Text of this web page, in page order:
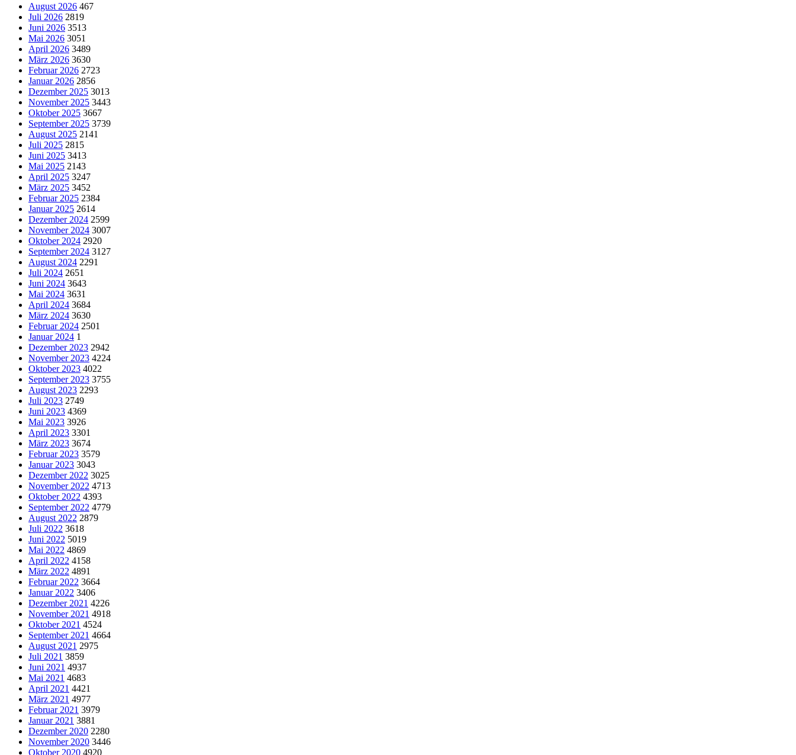
August 2026 467
Juli 2026 2819
Juni 2026 3513
Mai 2026 3051
April 2026 3489
März 2026 3630
Februar 2026 2723
Januar 2026 2856
Dezember 2025 3013
November 2025 3443
Oktober 2025 3667
September 2025 3739
August 2025 2141
Juli 2025 2815
Juni 2025 3413
Mai 2025 2143
April 2025 3247
März 2025 3452
Februar 2025 2384
Januar 2025 2614
Dezember 2024 2599
November 2024 3007
Oktober 2024 2920
September 2024 3127
August 2024 2291
Juli 2024 2651
Juni 2024 3643
Mai 2024 3631
April 2024 3684
März 2024 3630
Februar 2024 2501
Januar 2024 1
Dezember 2023 2942
November 2023 4224
Oktober 2023 4022
September 2023 3755
August 2023 2293
Juli 2023 2749
Juni 2023 4369
Mai 2023 3926
April 2023 3301
März 2023 3674
Februar 2023 3579
Januar 2023 3043
Dezember 2022 3025
November 2022 4713
Oktober 2022 4393
September 2022 4779
August 2022 2879
Juli 2022 3618
Juni 2022 5019
Mai 2022 4869
April 2022 4158
März 2022 4891
Februar 2022 3664
Januar 2022 3406
Dezember 2021 4226
November 2021 4918
Oktober 2021 4524
September 2021 4664
August 2021 2975
Juli 2021 3859
Juni 2021 4937
Mai 2021 4683
April 2021 4421
März 2021 4977
Februar 2021 3979
Januar 2021 3881
Dezember 2020 2280
November 2020 3446
Oktober 2020 4920